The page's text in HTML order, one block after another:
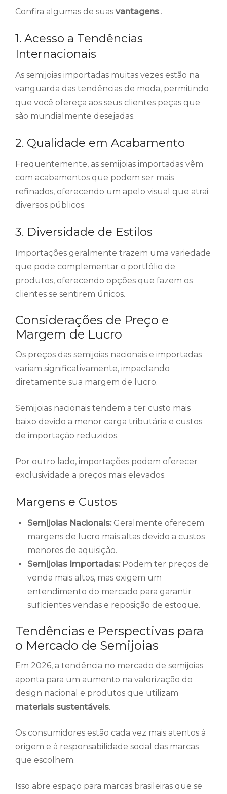
Confira algumas de suas vantagens:.
1. Acesso a Tendências
Internacionais
As semijoias importadas muitas vezes estão na
vanguarda das tendências de moda, permitindo
que você ofereça aos seus clientes peças que
são mundialmente desejadas.
2. Qualidade em Acabamento
Frequentemente, as semijoias importadas vêm
com acabamentos que podem ser mais
refinados, oferecendo um apelo visual que atrai
diversos públicos.
3. Diversidade de Estilos
Importações geralmente trazem uma variedade
que pode complementar o portfólio de
produtos, oferecendo opções que fazem os
clientes se sentirem únicos.
Considerações de Preço e
Margem de Lucro
Os preços das semijoias nacionais e importadas
variam significativamente, impactando
diretamente sua margem de lucro.
Semijoias nacionais tendem a ter custo mais
baixo devido a menor carga tributária e custos
de importação reduzidos.
Por outro lado, importações podem oferecer
exclusividade a preços mais elevados.
Margens e Custos
Semijoias Nacionais:Geralmente oferecem
margens de lucro mais altas devido a custos
menores de aquisição.
Semijoias Importadas:Podem ter preços de
venda mais altos, mas exigem um
entendimento do mercado para garantir
suficientes vendas e reposição de estoque.
Tendências e Perspectivas para
o Mercado de Semijoias
Em 2026, a tendência no mercado de semijoias
aponta para um aumento na valorização do
design nacional e produtos que utilizam
materiais sustentáveis.
Os consumidores estão cada vez mais atentos à
origem e à responsabilidade social das marcas
que escolhem.
Isso abre espaço para marcas brasileiras que se